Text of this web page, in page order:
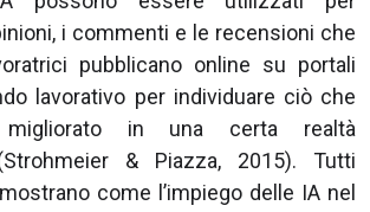
i commenti e le recensioni che
pubblicano online su portali
lavorativo per individuare ciò che
in una certa realtà
& Piazza, 2015). Tutti
come l’impiego delle IA nel